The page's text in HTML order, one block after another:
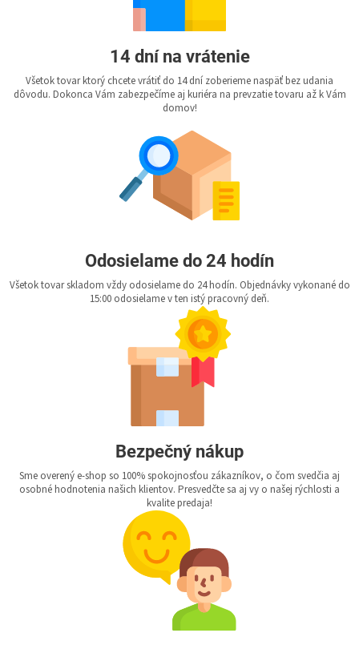
14 dní na vrátenie
Všetok tovar ktorý chcete vrátiť do 14 dní zoberieme naspäť bez udania
dôvodu. Dokonca Vám zabezpečíme aj kuriéra na prevzatie tovaru až k Vám
domov!
Odosielame do 24 hodín
Všetok tovar skladom vždy odosielame do 24 hodín. Objednávky vykonané do
15:00 odosielame v ten istý pracovný deň.
Bezpečný nákup
Sme overený e-shop so 100% spokojnosťou zákazníkov, o čom svedčia aj
osobné hodnotenia našich klientov. Presvedčte sa aj vy o našej rýchlosti a
kvalite predaja!